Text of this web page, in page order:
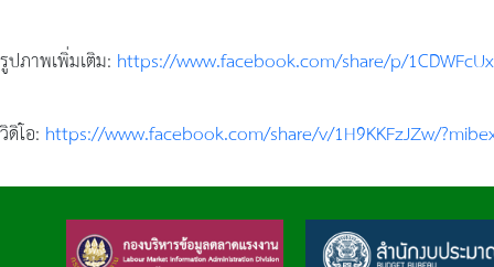
รูปภาพเพิ่มเติม: https://www.facebook.com/share/p/
วิดิโอ: https://www.facebook.com/share/v/1H9KKFzJZw/